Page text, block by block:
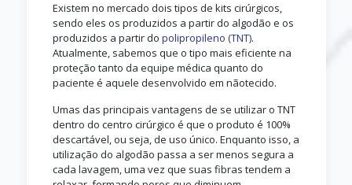
Existem no mercado dois tipos de kits cirúrgicos,
sendo eles os produzidos a partir do algodão e os
produzidos a partir do polipropileno (TNT).
Atualmente, sabemos que o tipo mais eficiente na
proteção tanto da equipe médica quanto do
paciente é aquele desenvolvido em nãotecido.
Umas das principais vantagens de se utilizar o TNT
dentro do centro cirúrgico é que o produto é 100%
descartável, ou seja, de uso único. Enquanto isso, a
utilização do algodão passa a ser menos segura a
cada lavagem, uma vez que suas fibras tendem a